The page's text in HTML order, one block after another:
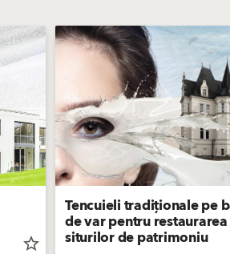
star_border
Tencuieli tradiționale pe
de var pentru restaurarea
siturilor de patrimoniu